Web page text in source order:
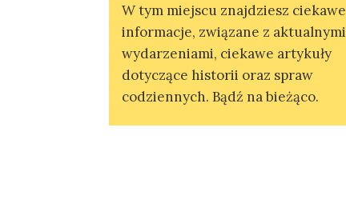
W tym miejscu znajdziesz ciekawe
informacje, związane z aktualnymi
wydarzeniami, ciekawe artykuły
dotyczące historii oraz spraw
codziennych. Bądź na bieżąco.